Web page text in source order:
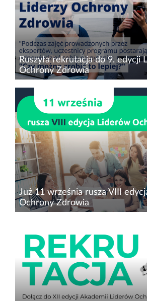
kształcenie...
Ruszyła rekrutacja do 9. edycji
Ochrony Zdrowia
To jeden z flagowych
Lesława A. Pagi. Pomaga w
utalentowanym studentom i
którzy chcą rozwijać się w
zdrowia, mają potencjał, by...
Już 11 września rusza VIII
Ochrony Zdrowia
Fundacji im. Lesława A. Pagi,
za cel&nbsp;działalność
oraz&nbsp;wspierającą rozwój
osobisty i innowacyjno...